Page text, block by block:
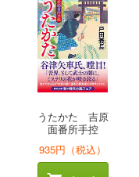
うたかた 吉原
面番所手控
935円（税込）